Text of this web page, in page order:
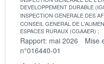
DEVELOPPEMENT DURABLE
INSPECTION GENERALE DES
CONSEIL GENERAL DE
ESPACES RURAUX (CGAAER)
Rapport: mai 2026 Mise
n°016440-01